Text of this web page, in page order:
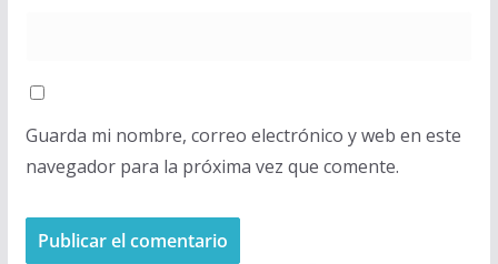
Guarda mi nombre, correo electrónico y web en este
navegador para la próxima vez que comente.